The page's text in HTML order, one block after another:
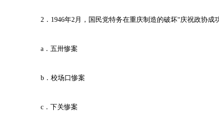
2．1946年2月，国民党特务在重庆制造的破坏“庆祝政协
a．五卅惨案
b．校场口惨案
c．下关惨案